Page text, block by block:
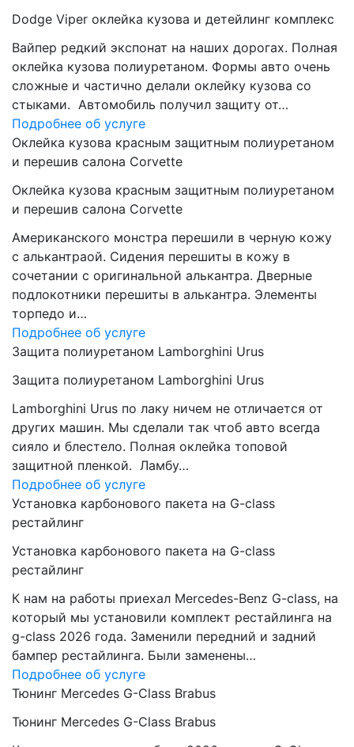
Dodge Viper оклейка кузова и детейлинг комплекс
Вайпер редкий экспонат на наших дорогах. Полная
оклейка кузова полиуретаном. Формы авто очень
сложные и частично делали оклейку кузова со
стыками. Автомобиль получил защиту от…
Подробнее об услуге
Оклейка кузова красным защитным полиуретаном
и перешив салона Corvette
Оклейка кузова красным защитным полиуретаном
и перешив салона Corvette
Американского монстра перешили в черную кожу
с алькантраой. Сидения перешиты в кожу в
сочетании с оригинальной алькантра. Дверные
подлокотники перешиты в алькантра. Элементы
торпедо и…
Подробнее об услуге
Защита полиуретаном Lamborghini Urus
Защита полиуретаном Lamborghini Urus
Lamborghini Urus по лаку ничем не отличается от
других машин. Мы сделали так чтоб авто всегда
сияло и блестело. Полная оклейка топовой
защитной пленкой. Ламбу…
Подробнее об услуге
Установка карбонового пакета на G-class
рестайлинг
Установка карбонового пакета на G-class
рестайлинг
К нам на работы приехал Mercedes-Benz G-class, на
который мы установили комплект рестайлинга на
g-class 2026 года. Заменили передний и задний
бампер рестайлинга. Были заменены…
Подробнее об услуге
Тюнинг Mercedes G-Class Brabus
Тюнинг Mercedes G-Class Brabus